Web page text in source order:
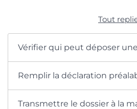
Tout
Vérifier qui peut déposer
Remplir la déclaration
Transmettre le dossier à la